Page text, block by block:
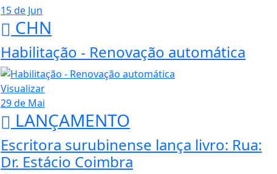
15 de Jun
CHN
Habilitação - Renovação automática
Visualizar
29 de Mai
LANÇAMENTO
Escritora surubinense lança livro: Rua:
Dr. Estácio Coimbra